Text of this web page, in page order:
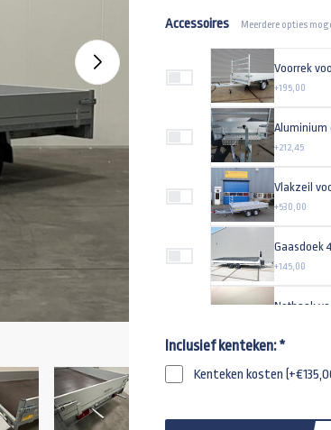
Accessoires Meerdere opties
+195,00
Aluminium
+212,45
+530,00
Gaasdoek
+145,00
Nethaak
Inclusief kenteken:*
Kenteken kosten